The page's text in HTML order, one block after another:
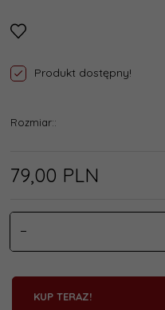
Produkt dostępny!
Rozmiar::
79,00 PLN
KUP TERAZ!